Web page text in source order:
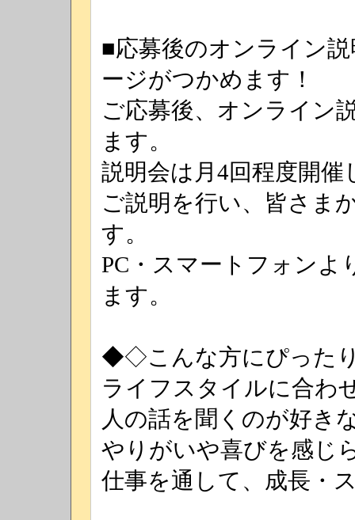
■応募後のオンライン
ージがつかめます！
ご応募後、オンライン
ます。
説明会は月4回程度開
ご説明を行い、皆さま
す。
PC・スマートフォンよ
ます。
◆◇こんな方にぴった
ライフスタイルに合わ
人の話を聞くのが好き
やりがいや喜びを感じ
仕事を通して、成長・